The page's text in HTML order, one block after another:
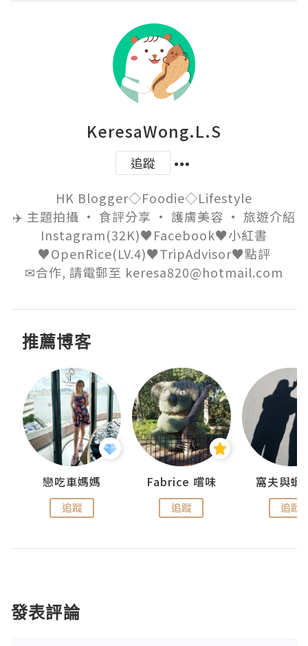
KeresaWong.L.S
追蹤
HK Blogger◇Foodie◇Lifestyle
✈️ 主題拍攝 • 食評分享 • 護膚美容 • 旅遊介紹
Instagram(32K)♥Facebook♥小紅書
♥OpenRice(LV.4)♥TripAdvisor♥點評
✉合作, 請電郵至 keresa820@hotmail.com
推薦博客
戀吃車媽媽
追蹤
Fabrice 嚐味
追蹤
窩夫與蝦
追蹤
發表評論